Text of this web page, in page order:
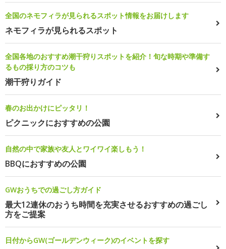
全国のネモフィラが見られるスポット情報をお届けします
ネモフィラが見られるスポット
全国各地のおすすめ潮干狩りスポットを紹介！旬な時期や準備す
るもの採り方のコツも
潮干狩りガイド
春のお出かけにピッタリ！
ピクニックにおすすめの公園
自然の中で家族や友人とワイワイ楽しもう！
BBQにおすすめの公園
GWおうちでの過ごし方ガイド
最大12連休のおうち時間を充実させるおすすめの過ごし
方をご提案
日付からGW(ゴールデンウィーク)のイベントを探す